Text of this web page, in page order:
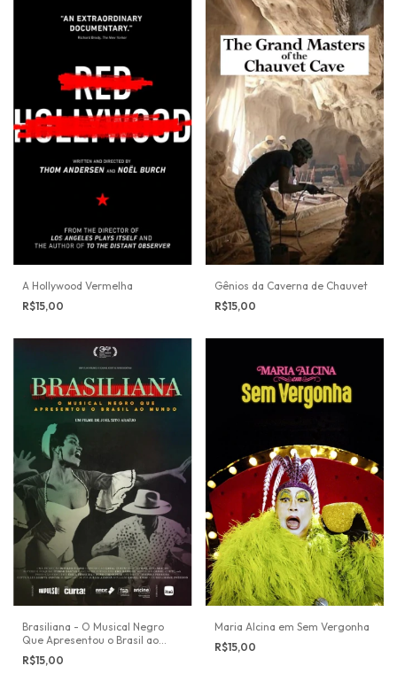
A Hollywood Vermelha
R$15,00
Gênios da Caverna de Chauvet
R$15,00
Brasiliana - O Musical Negro
Que Apresentou o Brasil ao
Mundo
R$15,00
Maria Alcina em Sem Vergonha
R$15,00